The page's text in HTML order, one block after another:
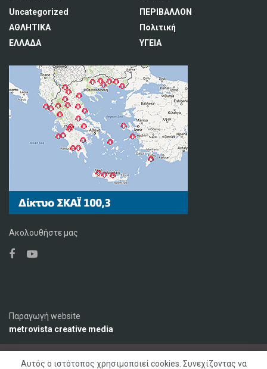
Uncategorized
ΑΘΛΗΤΙΚΑ
ΕΛΛΑΔΑ
ΠΕΡΙΒΑΛΛΟΝ
Πολιτική
ΥΓΕΙΑ
Ακολουθήστε μας
Παραγωγή website
metrovista creative media
Ο Σταθμός Διαφήμιση Επικοινωνία
Αυτός ο ιστότοπος χρησιμοποιεί cookies. Συνεχίζοντας να